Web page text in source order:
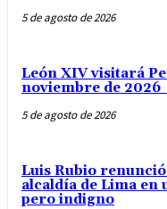
5 de agosto de 2026
León XIV visitará
noviembre de 2026
5 de agosto de 2026
Luis Rubio
alcaldía de Lima en
pero indigno